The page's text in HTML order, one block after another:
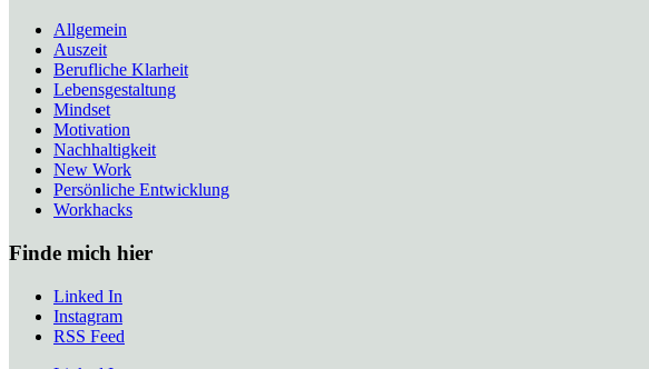
Allgemein
Auszeit
Berufliche Klarheit
Lebensgestaltung
Mindset
Motivation
Nachhaltigkeit
New Work
Persönliche Entwicklung
Workhacks
Finde mich hier
Linked In
Instagram
RSS Feed